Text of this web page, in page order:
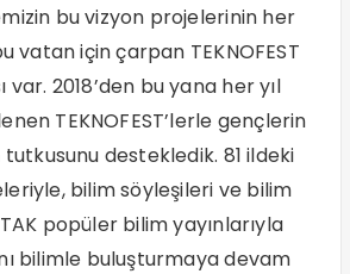
bu vizyon projelerinin her
vatan için çarpan TEKNOFEST
var. 2018’den bu yana her yıl
TEKNOFEST’lerle gençlerin
destekledik. 81 ildeki
bilim söyleşileri ve bilim
popüler bilim yayınlarıyla
bilimle buluşturmaya devam